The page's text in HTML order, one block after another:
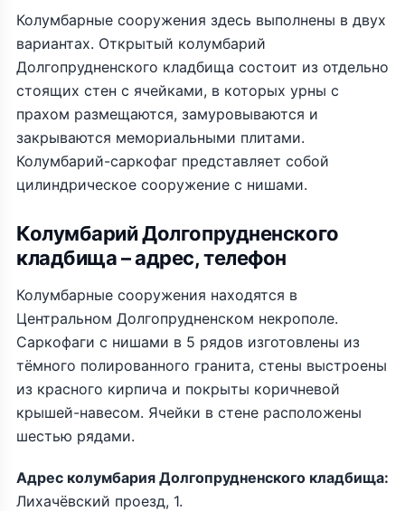
Колумбарные сооружения здесь выполнены в двух
вариантах. Открытый колумбарий
Долгопрудненского кладбища состоит из отдельно
стоящих стен с ячейками, в которых урны с
прахом размещаются, замуровываются и
закрываются мемориальными плитами.
Колумбарий-саркофаг представляет собой
цилиндрическое сооружение с нишами.
Колумбарий Долгопрудненского
кладбища – адрес, телефон
Колумбарные сооружения находятся в
Центральном Долгопрудненском некрополе.
Саркофаги с нишами в 5 рядов изготовлены из
тёмного полированного гранита, стены выстроены
из красного кирпича и покрыты коричневой
крышей-навесом. Ячейки в стене расположены
шестью рядами.
Адрес колумбария Долгопрудненского кладбища:
Лихачёвский проезд, 1.